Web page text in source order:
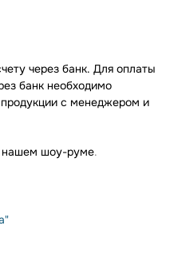
через банк. Для оплаты
банк необходимо
продукции с менеджером и
нашем шоу-руме.